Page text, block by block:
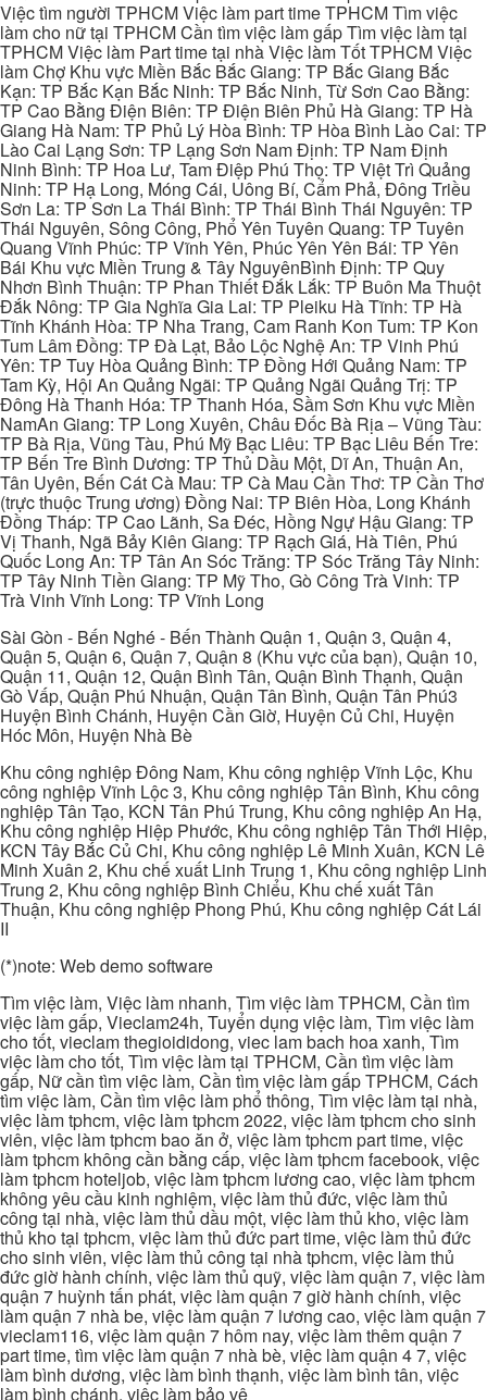
Việc tìm người TPHCM Việc làm part time TPHCM Tìm việc
làm cho nữ tại TPHCM Cần tìm việc làm gấp Tìm việc làm tại
TPHCM Việc làm Part time tại nhà Việc làm Tốt TPHCM Việc
làm Chợ Khu vực Miền Bắc Bắc Giang: TP Bắc Giang Bắc
Kạn: TP Bắc Kạn Bắc Ninh: TP Bắc Ninh, Từ Sơn Cao Bằng:
TP Cao Bằng Điện Biên: TP Điện Biên Phủ Hà Giang: TP Hà
Giang Hà Nam: TP Phủ Lý Hòa Bình: TP Hòa Bình Lào Cai: TP
Lào Cai Lạng Sơn: TP Lạng Sơn Nam Định: TP Nam Định
Ninh Bình: TP Hoa Lư, Tam Điệp Phú Thọ: TP Việt Trì Quảng
Ninh: TP Hạ Long, Móng Cái, Uông Bí, Cẩm Phả, Đông Triều
Sơn La: TP Sơn La Thái Bình: TP Thái Bình Thái Nguyên: TP
Thái Nguyên, Sông Công, Phổ Yên Tuyên Quang: TP Tuyên
Quang Vĩnh Phúc: TP Vĩnh Yên, Phúc Yên Yên Bái: TP Yên
Bái Khu vực Miền Trung & Tây NguyênBình Định: TP Quy
Nhơn Bình Thuận: TP Phan Thiết Đắk Lắk: TP Buôn Ma Thuột
Đắk Nông: TP Gia Nghĩa Gia Lai: TP Pleiku Hà Tĩnh: TP Hà
Tĩnh Khánh Hòa: TP Nha Trang, Cam Ranh Kon Tum: TP Kon
Tum Lâm Đồng: TP Đà Lạt, Bảo Lộc Nghệ An: TP Vinh Phú
Yên: TP Tuy Hòa Quảng Bình: TP Đồng Hới Quảng Nam: TP
Tam Kỳ, Hội An Quảng Ngãi: TP Quảng Ngãi Quảng Trị: TP
Đông Hà Thanh Hóa: TP Thanh Hóa, Sầm Sơn Khu vực Miền
NamAn Giang: TP Long Xuyên, Châu Đốc Bà Rịa – Vũng Tàu:
TP Bà Rịa, Vũng Tàu, Phú Mỹ Bạc Liêu: TP Bạc Liêu Bến Tre:
TP Bến Tre Bình Dương: TP Thủ Dầu Một, Dĩ An, Thuận An,
Tân Uyên, Bến Cát Cà Mau: TP Cà Mau Cần Thơ: TP Cần Thơ
(trực thuộc Trung ương) Đồng Nai: TP Biên Hòa, Long Khánh
Đồng Tháp: TP Cao Lãnh, Sa Đéc, Hồng Ngự Hậu Giang: TP
Vị Thanh, Ngã Bảy Kiên Giang: TP Rạch Giá, Hà Tiên, Phú
Quốc Long An: TP Tân An Sóc Trăng: TP Sóc Trăng Tây Ninh:
TP Tây Ninh Tiền Giang: TP Mỹ Tho, Gò Công Trà Vinh: TP
Trà Vinh Vĩnh Long: TP Vĩnh Long
Sài Gòn - Bến Nghé - Bến Thành Quận 1, Quận 3, Quận 4,
Quận 5, Quận 6, Quận 7, Quận 8 (Khu vực của bạn), Quận 10,
Quận 11, Quận 12, Quận Bình Tân, Quận Bình Thạnh, Quận
Gò Vấp, Quận Phú Nhuận, Quận Tân Bình, Quận Tân Phú3
Huyện Bình Chánh, Huyện Cần Giờ, Huyện Củ Chi, Huyện
Hóc Môn, Huyện Nhà Bè
Khu công nghiệp Đông Nam, Khu công nghiệp Vĩnh Lộc, Khu
công nghiệp Vĩnh Lộc 3, Khu công nghiệp Tân Bình, Khu công
nghiệp Tân Tạo, KCN Tân Phú Trung, Khu công nghiệp An Hạ,
Khu công nghiệp Hiệp Phước, Khu công nghiệp Tân Thới Hiệp,
KCN Tây Bắc Củ Chi, Khu công nghiệp Lê Minh Xuân, KCN Lê
Minh Xuân 2, Khu chế xuất Linh Trung 1, Khu công nghiệp Linh
Trung 2, Khu công nghiệp Bình Chiểu, Khu chế xuất Tân
Thuận, Khu công nghiệp Phong Phú, Khu công nghiệp Cát Lái
II
(*)note: Web demo software
Tìm việc làm, Việc làm nhanh, Tìm việc làm TPHCM, Cần tìm
việc làm gấp, Vieclam24h, Tuyển dụng việc làm, Tìm việc làm
cho tốt, vieclam thegioididong, viec lam bach hoa xanh, Tìm
việc làm cho tốt, Tìm việc làm tại TPHCM, Cần tìm việc làm
gấp, Nữ cần tìm việc làm, Cần tìm việc làm gấp TPHCM, Cách
tìm việc làm, Cần tìm việc làm phổ thông, Tìm việc làm tại nhà,
việc làm tphcm, việc làm tphcm 2022, việc làm tphcm cho sinh
viên, việc làm tphcm bao ăn ở, việc làm tphcm part time, việc
làm tphcm không cần bằng cấp, việc làm tphcm facebook, việc
làm tphcm hoteljob, việc làm tphcm lương cao, việc làm tphcm
không yêu cầu kinh nghiệm, việc làm thủ đức, việc làm thủ
công tại nhà, việc làm thủ dầu một, việc làm thủ kho, việc làm
thủ kho tại tphcm, việc làm thủ đức part time, việc làm thủ đức
cho sinh viên, việc làm thủ công tại nhà tphcm, việc làm thủ
đức giờ hành chính, việc làm thủ quỹ, việc làm quận 7, việc làm
quận 7 huỳnh tấn phát, việc làm quận 7 giờ hành chính, việc
làm quận 7 nhà be, việc làm quận 7 lương cao, việc làm quận 7
vieclam116, việc làm quận 7 hôm nay, việc làm thêm quận 7
part time, tìm việc làm quận 7 nhà bè, việc làm quận 4 7, việc
làm bình dương, việc làm bình thạnh, việc làm bình tân, việc
làm bình chánh, việc làm bảo vệ